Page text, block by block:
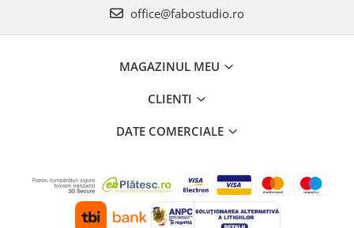
office@fabostudio.ro
MAGAZINUL MEU
CLIENTI
DATE COMERCIALE